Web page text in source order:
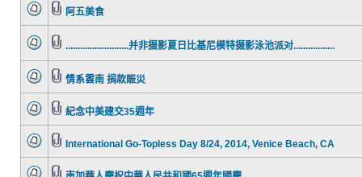
阿五美食
..........................并非摄影夏日比基尼模特摄影泳池派对.................
情系雲南 捐款賑災
紀念中美建交35週年
International Go-Topless Day 8/24, 2014, Venice Beach, CA